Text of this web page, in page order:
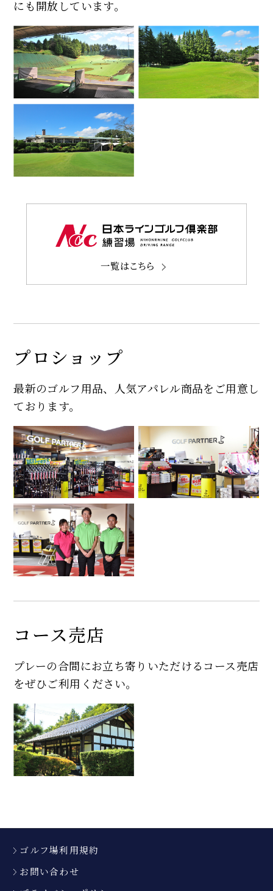
にも開放しています。
プロショップ
最新のゴルフ用品、人気アパレル商品をご用意し
ております。
コース売店
プレーの合間にお立ち寄りいただけるコース売店
をぜひご利用ください。
ゴルフ場利用規約
お問い合わせ